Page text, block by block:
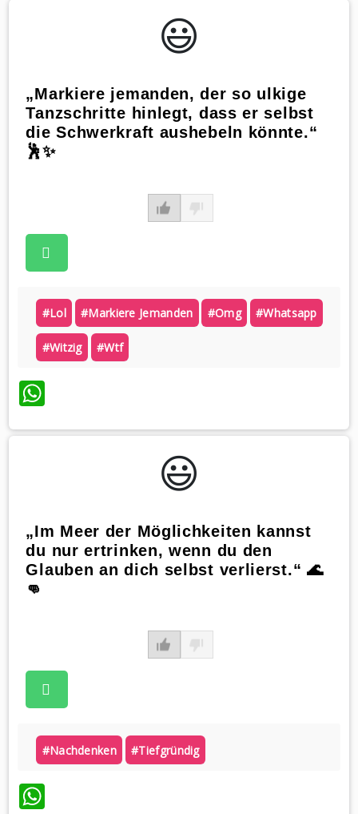
😃️
„Markiere jemanden, der so ulkige
Tanzschritte hinlegt, dass er selbst
die Schwerkraft aushebeln könnte.“
🕺✨
#lol #markiere Jemanden #omg #whatsapp
#witzig #wtf
WhatsApp
😃️
„Im Meer der Möglichkeiten kannst
du nur ertrinken, wenn du den
Glauben an dich selbst verlierst.“ 🌊
👊
#nachdenken #tiefgründig
WhatsApp